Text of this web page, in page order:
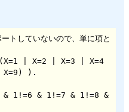
トしていないので、単に項と
| X=2 | X=3 | X=4
X=9) ).
1!=6 & 1!=7 & 1!=8 &